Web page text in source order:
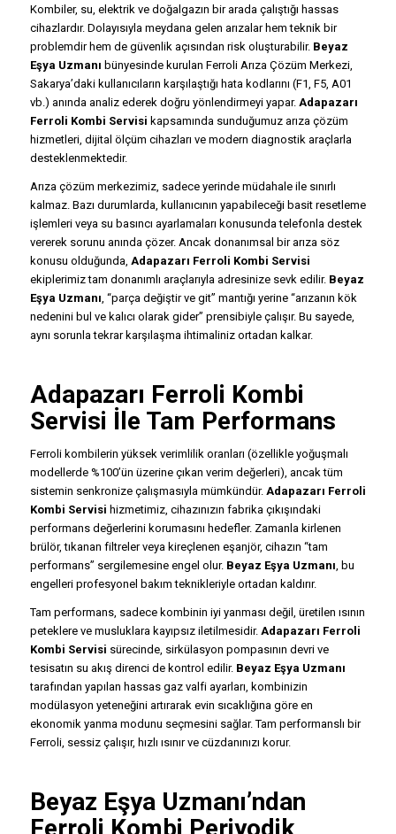
Kombiler, su, elektrik ve doğalgazın bir arada çalıştığı hassas
cihazlardır. Dolayısıyla meydana gelen arızalar hem teknik bir
problemdir hem de güvenlik açısından risk oluşturabilir. Beyaz
Eşya Uzmanı bünyesinde kurulan Ferroli Arıza Çözüm Merkezi,
Sakarya’daki kullanıcıların karşılaştığı hata kodlarını (F1, F5, A01
vb.) anında analiz ederek doğru yönlendirmeyi yapar. Adapazarı
Ferroli Kombi Servisi kapsamında sunduğumuz arıza çözüm
hizmetleri, dijital ölçüm cihazları ve modern diagnostik araçlarla
desteklenmektedir.
Arıza çözüm merkezimiz, sadece yerinde müdahale ile sınırlı
kalmaz. Bazı durumlarda, kullanıcının yapabileceği basit resetleme
işlemleri veya su basıncı ayarlamaları konusunda telefonla destek
vererek sorunu anında çözer. Ancak donanımsal bir arıza söz
konusu olduğunda, Adapazarı Ferroli Kombi Servisi
ekiplerimiz tam donanımlı araçlarıyla adresinize sevk edilir. Beyaz
Eşya Uzmanı, “parça değiştir ve git” mantığı yerine “arızanın kök
nedenini bul ve kalıcı olarak gider” prensibiyle çalışır. Bu sayede,
aynı sorunla tekrar karşılaşma ihtimaliniz ortadan kalkar.
Adapazarı Ferroli Kombi
Servisi İle Tam Performans
Ferroli kombilerin yüksek verimlilik oranları (özellikle yoğuşmalı
modellerde %100’ün üzerine çıkan verim değerleri), ancak tüm
sistemin senkronize çalışmasıyla mümkündür. Adapazarı Ferroli
Kombi Servisi hizmetimiz, cihazınızın fabrika çıkışındaki
performans değerlerini korumasını hedefler. Zamanla kirlenen
brülör, tıkanan filtreler veya kireçlenen eşanjör, cihazın “tam
performans” sergilemesine engel olur. Beyaz Eşya Uzmanı, bu
engelleri profesyonel bakım teknikleriyle ortadan kaldırır.
Tam performans, sadece kombinin iyi yanması değil, üretilen ısının
peteklere ve musluklara kayıpsız iletilmesidir. Adapazarı Ferroli
Kombi Servisi sürecinde, sirkülasyon pompasının devri ve
tesisatın su akış direnci de kontrol edilir. Beyaz Eşya Uzmanı
tarafından yapılan hassas gaz valfi ayarları, kombinizin
modülasyon yeteneğini artırarak evin sıcaklığına göre en
ekonomik yanma modunu seçmesini sağlar. Tam performanslı bir
Ferroli, sessiz çalışır, hızlı ısınır ve cüzdanınızı korur.
Beyaz Eşya Uzmanı’ndan